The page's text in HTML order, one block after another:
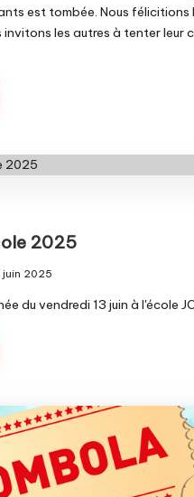
est tombée. Nous félicitions
les autres à tenter leur
2025
juin 2025
du vendredi 13 juin à l'école